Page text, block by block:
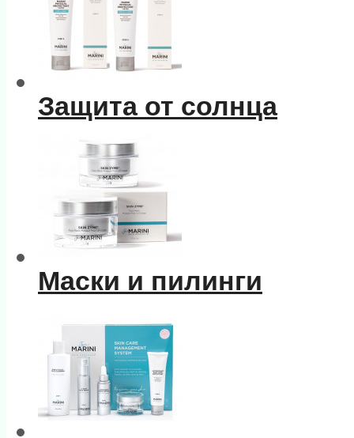
Защита от солнца
Маски и пилинги